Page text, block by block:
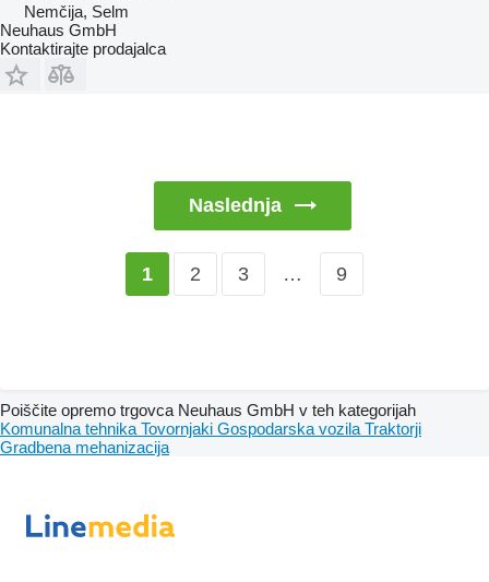
Nemčija, Selm
Neuhaus GmbH
Kontaktirajte prodajalca
Naslednja
1 2 3 … 9
Poiščite opremo trgovca Neuhaus GmbH v teh kategorijah
Komunalna tehnika Tovornjaki Gospodarska vozila Traktorji
Gradbena mehanizacija